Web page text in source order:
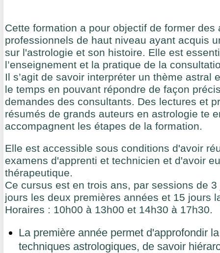
Cette formation a pour objectif de former des
professionnels de haut niveau ayant acquis
sur l'astrologie et son histoire. Elle est
l’enseignement et la pratique de la
Il s’agit de savoir interpréter un thème astral
le temps en pouvant répondre de façon
demandes des consultants. Des lectures et
résumés de grands auteurs en astrologie te
accompagnent les étapes de la formation.
Elle est accessible sous conditions d'avoir
examens d'apprenti et technicien et d'avoir
thérapeutique.
Ce cursus est en trois ans, par sessions de
jours les deux premières années et 15 jours
Horaires : 10h00 à 13h00 et 14h30 à 17h30.
La première année permet d'approfondir
techniques astrologiques, de savoir